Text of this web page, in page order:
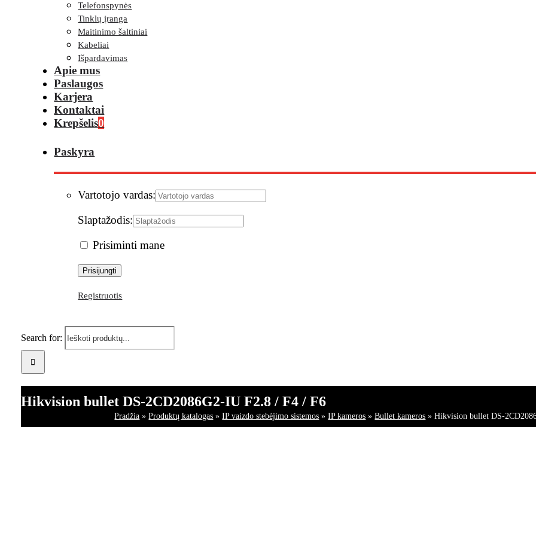
Telefonspynės
Tinklų įranga
Maitinimo šaltiniai
Kabeliai
Išpardavimas
Apie mus
Paslaugos
Karjera
Kontaktai
Krepšelis0
Paskyra
Vartotojo vardas:
Slaptažodis:
Prisiminti mane
Registruotis
Search for:
Hikvision bullet DS-2CD2086G2-IU F2.8 / F4 / F6
Pradžia »Produktų katalogas »IP vaizdo stebėjimo sistemos »IP kameros »Bullet kameros »Hikvision bullet DS-